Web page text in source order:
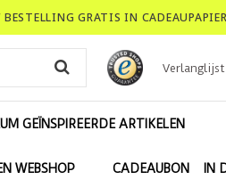
BESTELLING GRATIS IN
Verlanglijst
GEÏNSPIREERDE ARTIKELEN
WEBSHOP CADEAUBON IN